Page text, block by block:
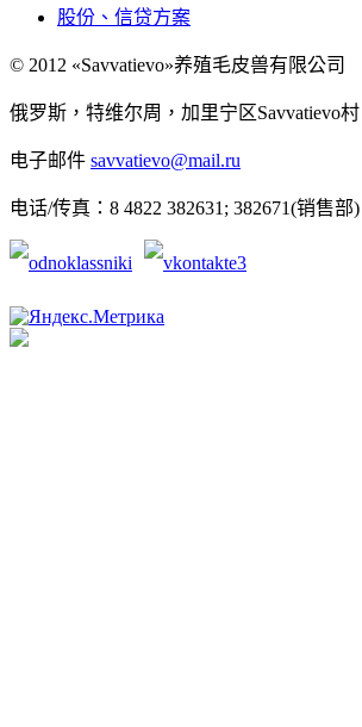
股份、信贷方案
© 2012 «Savvatievo»养殖毛皮兽有限公司
俄罗斯，特维尔周，加里宁区Savvatievo村
电子邮件 savvatievo@mail.ru
电话/传真：8 4822 382631; 382671(销售部)